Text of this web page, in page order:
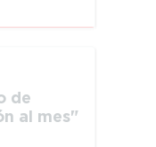
de
al mes